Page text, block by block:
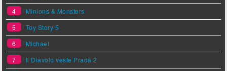
4
Minions & Monsters
5
Toy Story 5
6
Michael
7
Il Diavolo veste Prada 2